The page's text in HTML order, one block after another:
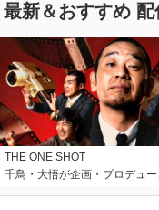
最新＆おすすめ 配
THE ONE SHOT
千鳥・大悟が企画・プロデュ